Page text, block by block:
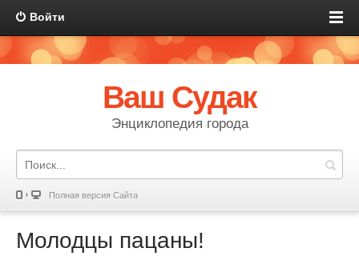
Войти
Ваш Судак
Энциклопедия города
Полная версия Сайта
Молодцы пацаны!